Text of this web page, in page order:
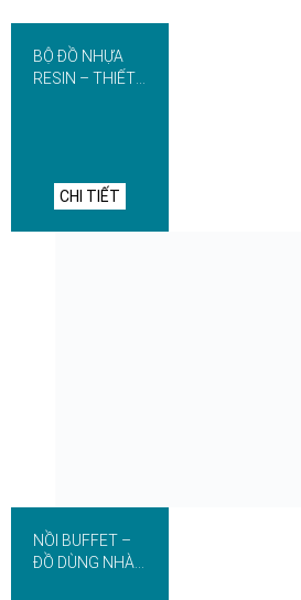
BỘ ĐỒ NHỰA
RESIN – THIẾT
CHI TIẾT
NỒI BUFFET –
ĐỒ DÙNG NHÀ